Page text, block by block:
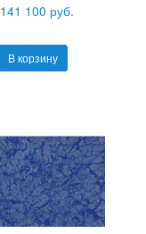
141 100 руб.
В корзину